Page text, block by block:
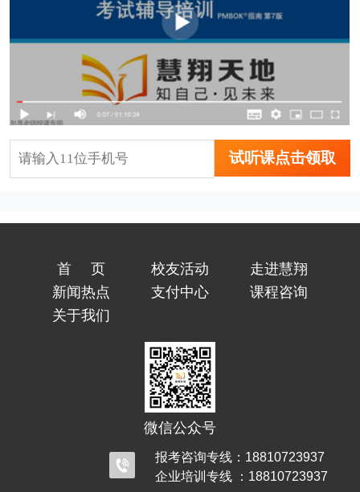
试听课点击领取
首页 校友活动
走进慧翔
新闻热点
支付中心
课程咨询
关于我们
微信公众号
报考咨询专线：18810723937
企业培训专线 ：18810723937